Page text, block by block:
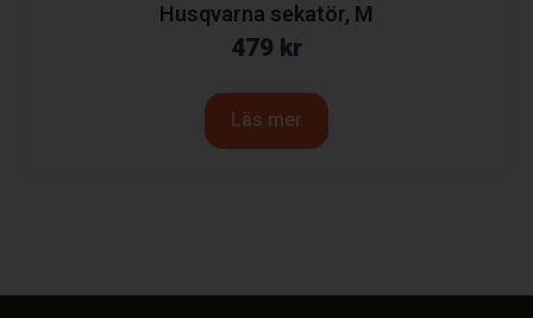
Husqvarna sekatör, M
479 kr
Läs mer